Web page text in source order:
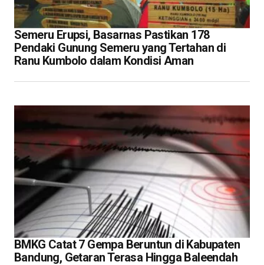
Semeru Erupsi, Basarnas Pastikan 178
Pendaki Gunung Semeru yang Tertahan di
Ranu Kumbolo dalam Kondisi Aman
BMKG Catat 7 Gempa Beruntun di Kabupaten
Bandung, Getaran Terasa Hingga Baleendah